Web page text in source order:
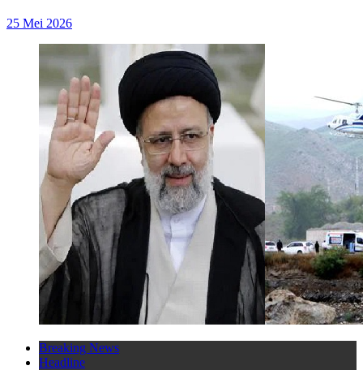
25 Mei 2026
Breaking News
Headline